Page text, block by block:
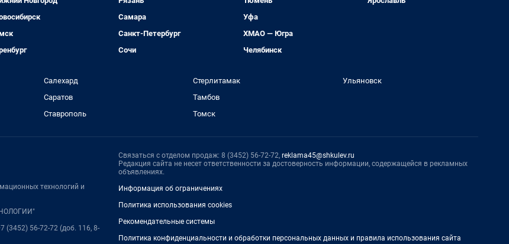
Самара
Санкт-Петербург
Сочи
Уфа
ХМАО — Югра
Челябинск
Салехард
Саратов
Ставрополь
Стерлитамак
Тамбов
Томск
Ульяновск
технологий и
(3452) 56-72-72 (доб. 116, 8-
Связаться с отделом продаж: 8 (3452) 56-72-72, reklama45@shkulev.ru
Редакция сайта не несет ответственности за достоверность информации, содержащейся в рекламных
объявлениях.
Информация об ограничениях
Политика использования cookies
Рекомендательные системы
Политика конфиденциальности и обработки персональных данных и правила использования сайта